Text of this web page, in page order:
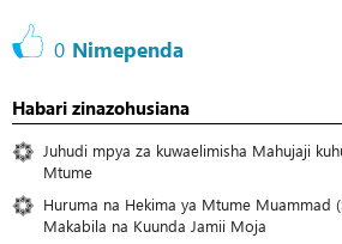
0 Nimependa
Habari zinazohusiana
Juhudi mpya za kuwaelimisha Mahujaji
Mtume
Huruma na Hekima ya Mtume Muammad
Makabila na Kuunda Jamii Moja